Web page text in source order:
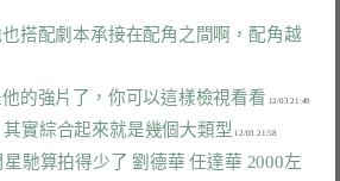
也搭配劇本承接在配角之間啊，配角越
他的強片了，你可以這樣檢視看看
其實綜合起來就是幾個大類型 12/03 21:58
星馳算拍得少了 劉德華 任達華 2000左